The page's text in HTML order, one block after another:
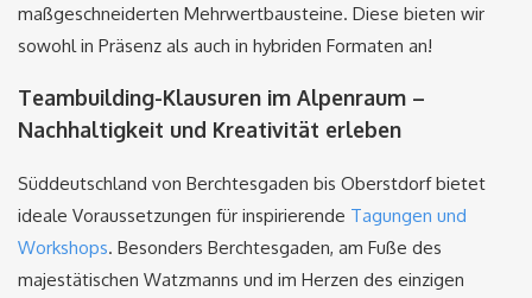
maßgeschneiderten Mehrwertbausteine. Diese bieten wir
sowohl in Präsenz als auch in hybriden Formaten an!
Teambuilding-Klausuren im Alpenraum –
Nachhaltigkeit und Kreativität erleben
Süddeutschland von Berchtesgaden bis Oberstdorf bietet
ideale Voraussetzungen für inspirierende Tagungen und
Workshops. Besonders Berchtesgaden, am Fuße des
majestätischen Watzmanns und im Herzen des einzigen